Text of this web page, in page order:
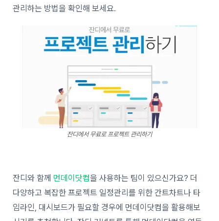
관리하는 방법을 확인해 보세요.
잔디에서 무료로 프로젝트 관리하기
잔디와 함께 먼데이닷컴을 사용하는 팀이 있으신가요? 더
다양하고 복잡한 프로젝트 일정관리를 위한 간트차트나 타
임라인, 대시보드가 필요할 경우에 먼데이닷컴을 활용해보